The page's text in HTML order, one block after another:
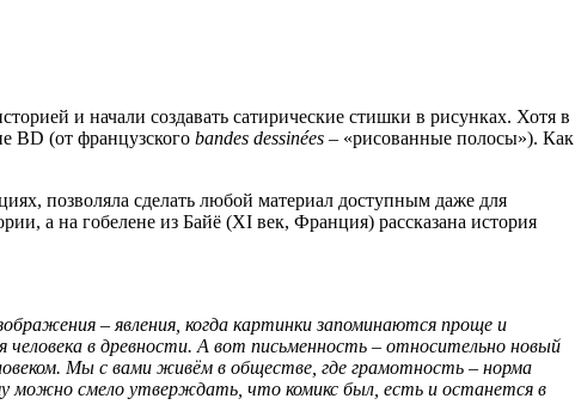
и начали создавать сатирические стишки в рисунках. Хотя в
BD (от французского bandes dessinées – «рисованные полосы»). Как
позволяла сделать любой материал доступным даже для
а на гобелене из Байё (XI век, Франция) рассказана история
– явления, когда картинки запоминаются проще и
в древности. А вот письменность – относительно новый
Мы с вами живём в обществе, где грамотность – норма
можно смело утверждать, что комикс был, есть и останется в